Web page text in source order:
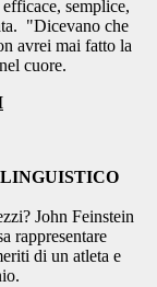
semplice,
"Dicevano che
avrei mai fatto la
cuore.
John Feinstein
rappresentare
di un atleta e